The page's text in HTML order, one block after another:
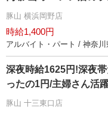
豚山 横浜岡野店
時給1,400円
アルバイト・パート / 神奈川
深夜時給1625円!深夜
ったの1円/主婦さん活
豚山 十三東口店